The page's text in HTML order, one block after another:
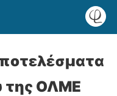
της ΟΛΜΕ